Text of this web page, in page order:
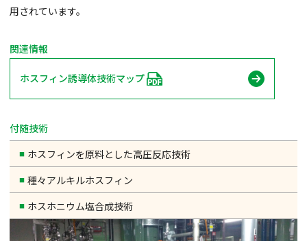
用されています。
関連情報
ホスフィン誘導体技術マップ
付随技術
ホスフィンを原料とした高圧反応技術
種々アルキルホスフィン
ホスホニウム塩合成技術